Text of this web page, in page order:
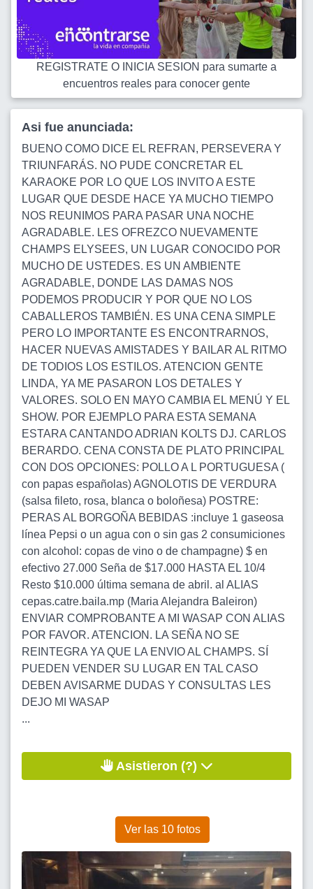
REGISTRATE O INICIA SESION para sumarte a
encuentros reales para conocer gente
Asi fue anunciada:
BUENO COMO DICE EL REFRAN, PERSEVERA Y
TRIUNFARÁS. NO PUDE CONCRETAR EL
KARAOKE POR LO QUE LOS INVITO A ESTE
LUGAR QUE DESDE HACE YA MUCHO TIEMPO
NOS REUNIMOS PARA PASAR UNA NOCHE
AGRADABLE. LES OFREZCO NUEVAMENTE
CHAMPS ELYSEES, UN LUGAR CONOCIDO POR
MUCHO DE USTEDES. ES UN AMBIENTE
AGRADABLE, DONDE LAS DAMAS NOS
PODEMOS PRODUCIR Y POR QUE NO LOS
CABALLEROS TAMBIÉN. ES UNA CENA SIMPLE
PERO LO IMPORTANTE ES ENCONTRARNOS,
HACER NUEVAS AMISTADES Y BAILAR AL RITMO
DE TODIOS LOS ESTILOS. ATENCION GENTE
LINDA, YA ME PASARON LOS DETALES Y
VALORES. SOLO EN MAYO CAMBIA EL MENÚ Y EL
SHOW. POR EJEMPLO PARA ESTA SEMANA
ESTARA CANTANDO ADRIAN KOLTS DJ. CARLOS
BERARDO. CENA CONSTA DE PLATO PRINCIPAL
CON DOS OPCIONES: POLLO A L PORTUGUESA (
con papas españolas) AGNOLOTIS DE VERDURA
(salsa fileto, rosa, blanca o boloñesa) POSTRE:
PERAS AL BORGOÑA BEBIDAS :incluye 1 gaseosa
línea Pepsi o un agua con o sin gas 2 consumiciones
con alcohol: copas de vino o de champagne) $ en
efectivo 27.000 Seña de $17.000 HASTA EL 10/4
Resto $10.000 última semana de abril. al ALIAS
cepas.catre.baila.mp (Maria Alejandra Baleiron)
ENVIAR COMPROBANTE A MI WASAP CON ALIAS
POR FAVOR. ATENCION. LA SEÑA NO SE
REINTEGRA YA QUE LA ENVIO AL CHAMPS. SÍ
PUEDEN VENDER SU LUGAR EN TAL CASO
DEBEN AVISARME DUDAS Y CONSULTAS LES
DEJO MI WASAP
...
Asistieron (?)
Ver las 10 fotos